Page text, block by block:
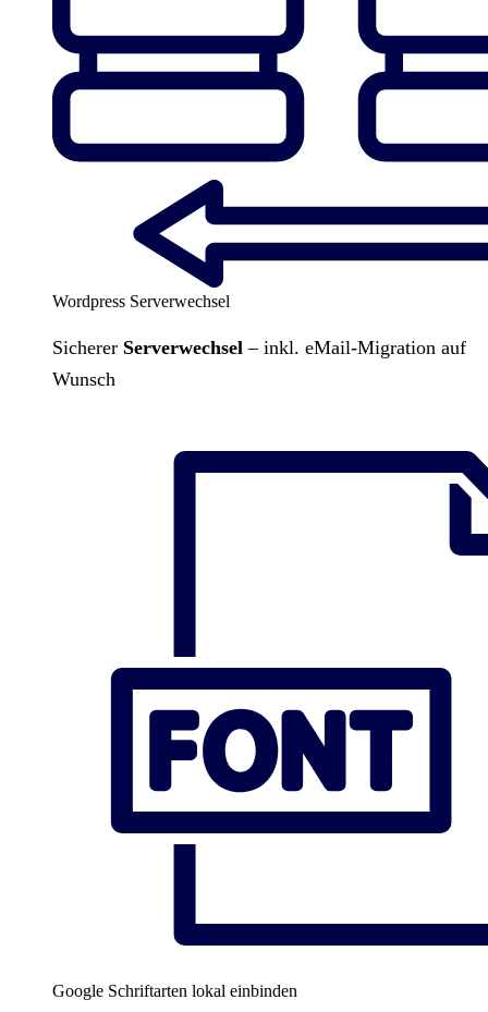
Wordpress Serverwechsel
Sicherer Serverwechsel – inkl. eMail-Migration auf
Wunsch
Google Schriftarten lokal einbinden